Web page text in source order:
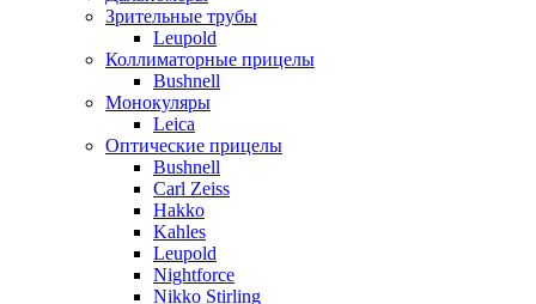
Зрительные трубы
Leupold
Коллиматорные прицелы
Bushnell
Монокуляры
Leica
Оптические прицелы
Bushnell
Carl Zeiss
Hakko
Kahles
Leupold
Nightforce
Nikko Stirling